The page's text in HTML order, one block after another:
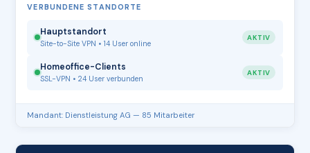
VERBUNDENE STANDORTE
Hauptstandort
Site-to-Site VPN • 14 User online
AKTIV
Homeoffice-Clients
SSL-VPN • 24 User verbunden
AKTIV
Mandant: Dienstleistung AG — 85 Mitarbeiter